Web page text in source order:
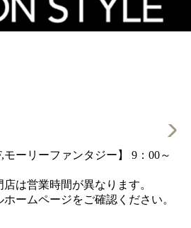
モーリーファンタジー】 9：00～
は営業時間が異なります。
ームページをご確認ください。